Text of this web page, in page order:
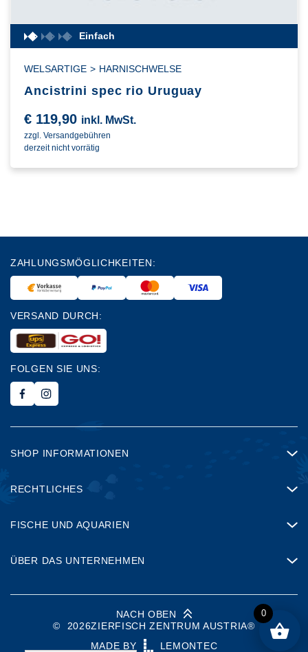
Einfach
WELSARTIGE > HARNISCHWELSE
Ancistrini spec rio Uruguay
€ 119,90 inkl. MwSt.
zzgl. Versandgebühren
derzeit nicht vorrätig
ZAHLUNGSMÖGLICHKEITEN:
VERSAND DURCH:
FOLGEN SIE UNS:
SHOP INFORMATIONEN
RECHTLICHES
FISCHE UND AQUARIEN
ÜBER DAS UNTERNEHMEN
© 2026ZIERFISCH ZENTRUM AUSTRIA®
MADE BY
LEMONTEC
NACH OBEN 0